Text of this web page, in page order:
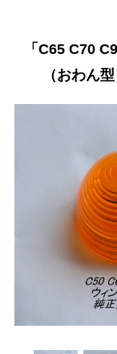
「C65 C70
（おわん